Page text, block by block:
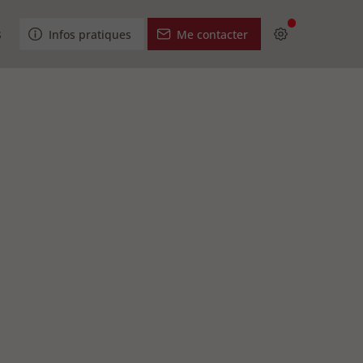
Infos pratiques Me contacter